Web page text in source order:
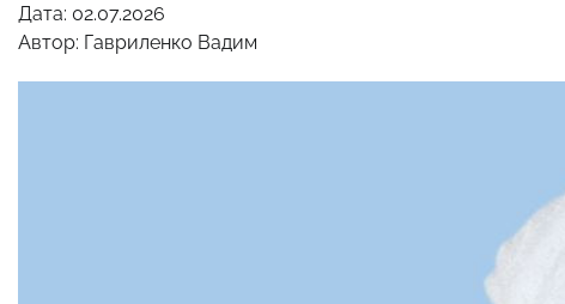
Дата: 02.07.2026
Автор: Гавриленко Вадим